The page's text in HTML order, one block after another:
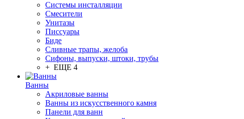
Системы инсталляции
Смесители
Унитазы
Писсуары
Биде
Сливные трапы, желоба
Сифоны, выпуски, штоки, трубы
+ ЕЩЕ 4
Ванны
Акриловые ванны
Ванны из искусственного камня
Панели для ванн